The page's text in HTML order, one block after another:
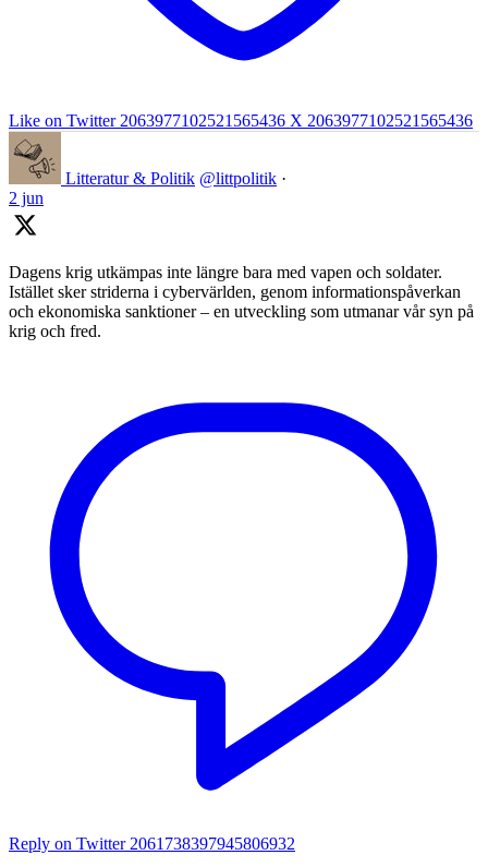
Like on Twitter 2063977102521565436 X 2063977102521565436
Litteratur & Politik @littpolitik ·
2 jun
Dagens krig utkämpas inte längre bara med vapen och soldater.
Istället sker striderna i cybervärlden, genom informationspåverkan
och ekonomiska sanktioner – en utveckling som utmanar vår syn på
krig och fred.
Reply on Twitter 2061738397945806932